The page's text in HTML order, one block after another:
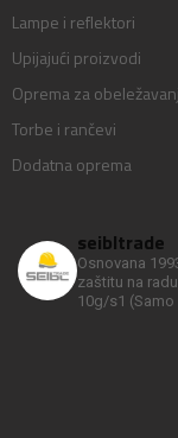
Lampe i reflektori
Upijajući proizvodi
Oprema za
Torbe i rančevi
Dodatna oprema
seibltrade
Osnovana
zaštitu na radu
10g/s1 (Samo